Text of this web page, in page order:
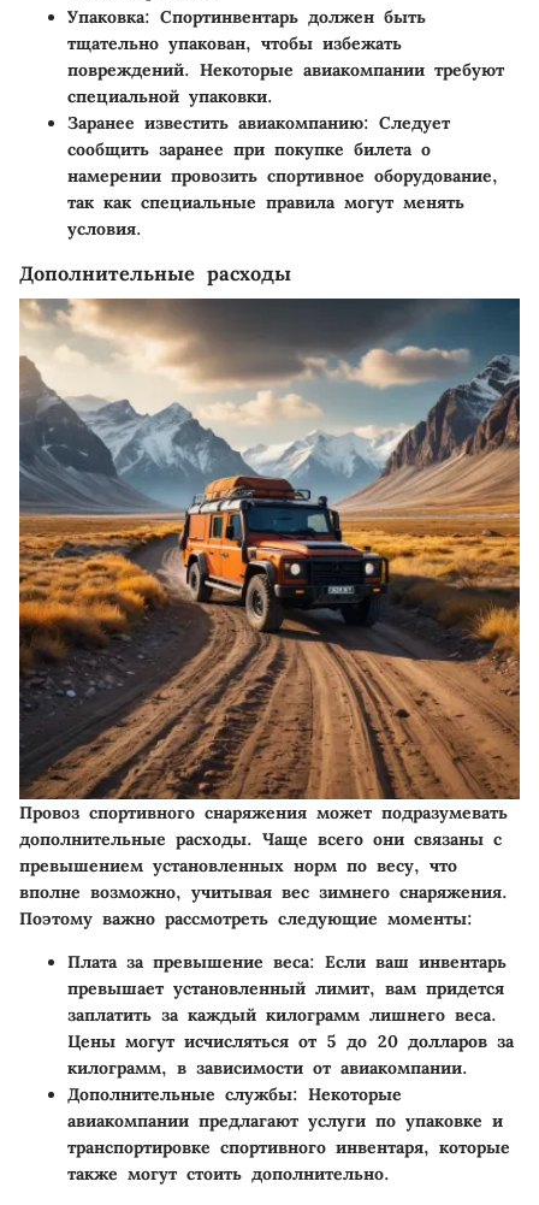
Упаковка: Спортинвентарь должен быть
тщательно упакован, чтобы избежать
повреждений. Некоторые авиакомпании требуют
специальной упаковки.
Заранее известить авиакомпанию: Следует
сообщить заранее при покупке билета о
намерении провозить спортивное оборудование,
так как специальные правила могут менять
условия.
Дополнительные расходы
Провоз спортивного снаряжения может подразумевать
дополнительные расходы. Чаще всего они связаны с
превышением установленных норм по весу, что
вполне возможно, учитывая вес зимнего снаряжения.
Поэтому важно рассмотреть следующие моменты:
Плата за превышение веса: Если ваш инвентарь
превышает установленный лимит, вам придется
заплатить за каждый килограмм лишнего веса.
Цены могут исчисляться от 5 до 20 долларов за
килограмм, в зависимости от авиакомпании.
Дополнительные службы: Некоторые
авиакомпании предлагают услуги по упаковке и
транспортировке спортивного инвентаря, которые
также могут стоить дополнительно.